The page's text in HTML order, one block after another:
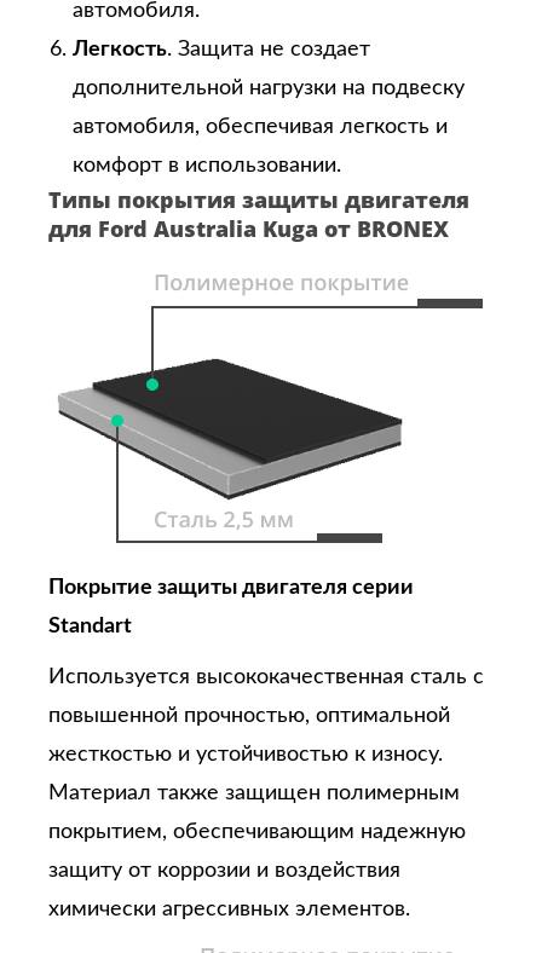
автомобиля.
Легкость. Защита не создает
дополнительной нагрузки на подвеску
автомобиля, обеспечивая легкость и
комфорт в использовании.
Типы покрытия защиты двигателя
для Ford Australia Kuga от BRONEX
Покрытие защиты двигателя серии
Standart
Используется высококачественная сталь с
повышенной прочностью, оптимальной
жесткостью и устойчивостью к износу.
Материал также защищен полимерным
покрытием, обеспечивающим надежную
защиту от коррозии и воздействия
химически агрессивных элементов.